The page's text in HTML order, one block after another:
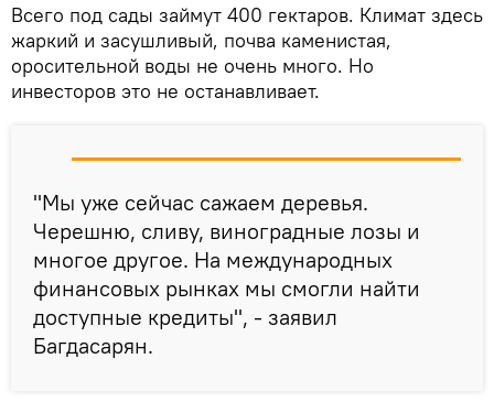
Всего под сады займут 400 гектаров. Климат здесь
жаркий и засушливый, почва каменистая,
оросительной воды не очень много. Но
инвесторов это не останавливает.
"Мы уже сейчас сажаем деревья.
Черешню, сливу, виноградные лозы и
многое другое. На международных
финансовых рынках мы смогли найти
доступные кредиты", - заявил
Багдасарян.